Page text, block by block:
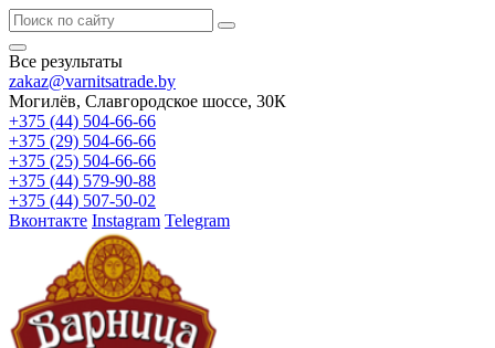
Все результаты
zakaz@varnitsatrade.by
Могилёв, Славгородское шоссе, 30К
+375 (44) 504-66-66
+375 (29) 504-66-66
+375 (25) 504-66-66
+375 (44) 579-90-88
+375 (44) 507-50-02
Вконтакте Instagram Telegram